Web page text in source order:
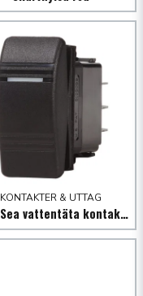
KONTAKTER & UTTAG
Blue Sea vattentäta kontakter Contura III